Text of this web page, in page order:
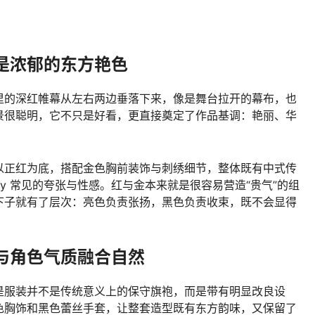
浓郁的东方艳色
深红帷幕从左右两边垂落下来，像是舞台拉开的幕布，也
聪明，它不只是好看，更直接奠定了作品基调：艳丽、华
红为底，搭配金色胸前装饰与刺绣细节，整体既有中式传
见的夸张与性感。红与金本来就是很容易营造“贵气”的组
就有了层次：亮色负责张扬，黑色负责收束，既不会显得
角色气质融合自然
装并不是传统意义上的保守旗袍，而是带有明显改良设
饰和黑色蕾丝手套，让整套造型既有东方韵味，又保留了